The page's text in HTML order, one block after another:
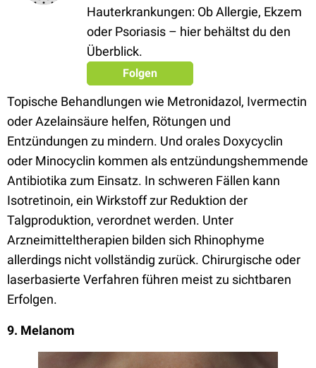
Hauterkrankungen: Ob Allergie, Ekzem
oder Psoriasis – hier behältst du den
Überblick.
Folgen
Topische Behandlungen wie Metronidazol, Ivermectin
oder Azelainsäure helfen, Rötungen und
Entzündungen zu mindern. Und orales Doxycyclin
oder Minocyclin kommen als entzündungshemmende
Antibiotika zum Einsatz. In schweren Fällen kann
Isotretinoin, ein Wirkstoff zur Reduktion der
Talgproduktion, verordnet werden. Unter
Arzneimitteltherapien bilden sich Rhinophyme
allerdings nicht vollständig zurück. Chirurgische oder
laserbasierte Verfahren führen meist zu sichtbaren
Erfolgen.
9. Melanom